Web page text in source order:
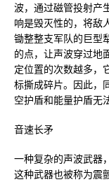
波，通过磁管投射产
响是毁灭性的，将敌
锄整整支军队的巨型
的点，让声波穿过地
定位置的次数越多，
标撕成碎片。因此，
空护盾和能量护盾无
音速长矛
一种复杂的声波武器
这种武器也被称为震